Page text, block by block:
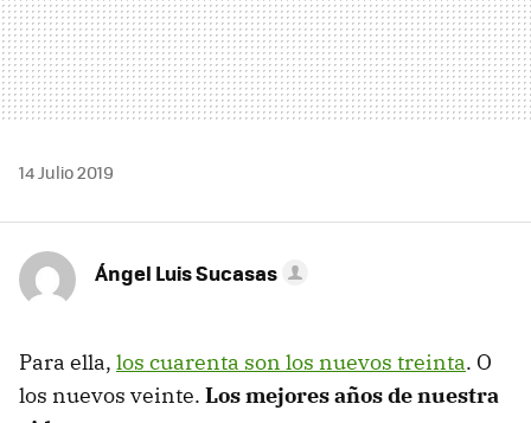
14 Julio 2019
Ángel Luis Sucasas
Para ella, los cuarenta son los nuevos treinta. O
los nuevos veinte. Los mejores años de nuestra